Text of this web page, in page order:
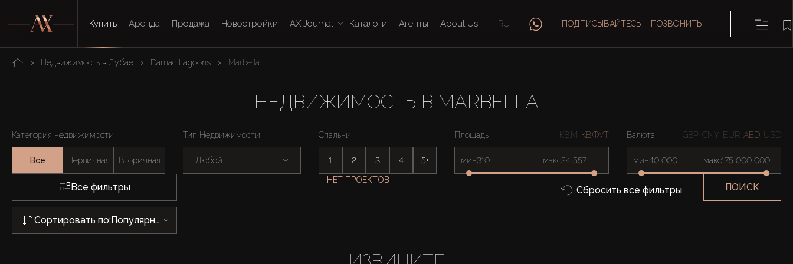
Купить Аренда Продажа Новостройки AX Journal Каталоги Агенты About Us RU ПОДПИСЫВАЙТЕСЬ ПОЗВОНИТЬ
Недвижимость в Дубае Damac Lagoons Marbella
НЕДВИЖИМОСТЬ В MARBELLA
Категория недвижимости
Все Первичная Вторичная
Тип Недвижимости
Любой
Спальни
1 2 3 4 5+
Площадь КВ.М КВ.ФУТ
мин макс
Валюта GBP CNY EUR AED USD
мин макс
Все фильтры
НЕТ ПРОЕКТОВ
Сбросить все фильтры ПОИСК
Сортировать по: Популярности